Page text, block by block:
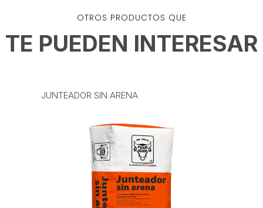
OTROS PRODUCTOS QUE
TE PUEDEN INTERESAR
JUNTEADOR SIN ARENA